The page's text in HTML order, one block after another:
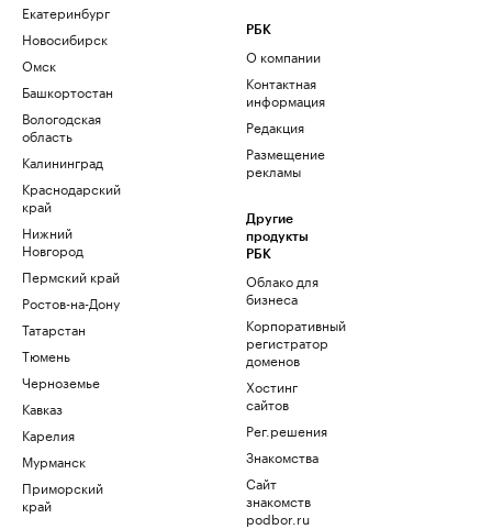
Екатеринбург
Новосибирск
Омск
Башкортостан
Вологодская
область
Калининград
Краснодарский
край
Нижний
Новгород
Пермский край
Ростов-на-Дону
Татарстан
Тюмень
Черноземье
Кавказ
Карелия
Мурманск
Приморский
край
РБК
О компании
Контактная
информация
Редакция
Размещение
рекламы
Другие
продукты
РБК
Облако для
бизнеса
Корпоративный
регистратор
доменов
Хостинг
сайтов
Рег.решения
Знакомства
Сайт
знакомств
podbor.ru